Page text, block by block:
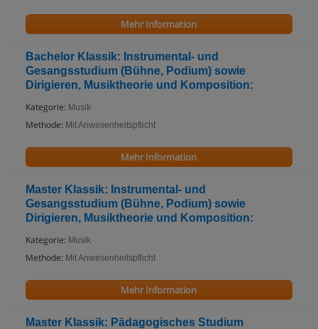
Mehr Information
Bachelor Klassik: Instrumental- und
Gesangsstudium (Bühne, Podium) sowie
Dirigieren, Musiktheorie und Komposition:
Kategorie: Musik
Methode: Mit Anwesenheitspflicht
Mehr Information
Master Klassik: Instrumental- und
Gesangsstudium (Bühne, Podium) sowie
Dirigieren, Musiktheorie und Komposition:
Kategorie: Musik
Methode: Mit Anwesenheitspflicht
Mehr Information
Master Klassik: Pädagogisches Studium